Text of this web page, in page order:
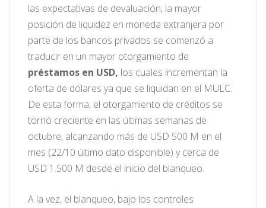
las expectativas de devaluación, la mayor
posición de liquidez en moneda extranjera por
parte de los bancos privados se comenzó a
traducir en un mayor otorgamiento de
préstamos en USD, los cuales incrementan la
oferta de dólares ya que se liquidan en el MULC.
De esta forma, el otorgamiento de créditos se
tornó creciente en las últimas semanas de
octubre, alcanzando más de USD 500 M en el
mes (22/10 último dato disponible) y cerca de
USD 1.500 M desde el inicio del blanqueo.
A la vez, el blanqueo, bajo los controles